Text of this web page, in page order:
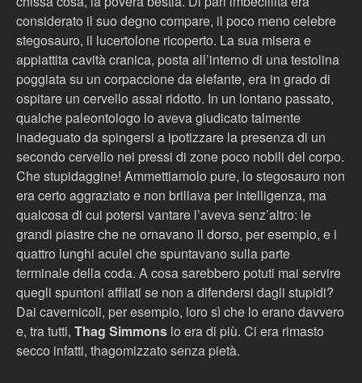
considerato il suo degno compare, il poco meno celebre
stegosauro, il lucertolone ricoperto. La sua misera e
appiattita cavità cranica, posta all’interno di una testolina
poggiata su un corpaccione da elefante, era in grado di
ospitare un cervello assai ridotto. In un lontano passato,
qualche paleontologo lo aveva giudicato talmente
inadeguato da spingersi a ipotizzare la presenza di un
secondo cervello nei pressi di zone poco nobili del corpo.
Che stupidaggine! Ammettiamolo pure, lo stegosauro non
era certo aggraziato e non brillava per intelligenza, ma
qualcosa di cui potersi vantare l’aveva senz’altro: le
grandi piastre che ne ornavano il dorso, per esempio, e i
quattro lunghi aculei che spuntavano sulla parte
terminale della coda. A cosa sarebbero potuti mai servire
quegli spuntoni affilati se non a difendersi dagli stupidi?
Dai cavernicoli, per esempio, loro sì che lo erano davvero
e, tra tutti, Thag Simmons lo era di più. Ci era rimasto
secco infatti, thagomizzato senza pietà.